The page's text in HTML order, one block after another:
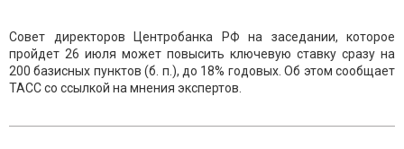
Совет директоров Центробанка РФ на заседании, которое
пройдет 26 июля может повысить ключевую ставку сразу на
200 базисных пунктов (б. п.), до 18% годовых. Об этом сообщает
ТАСС со ссылкой на мнения экспертов.